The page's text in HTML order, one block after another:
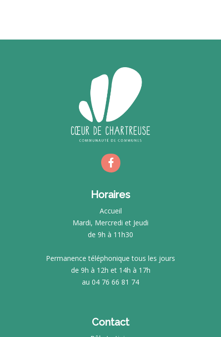
Horaires
Accueil
Mardi, Mercredi et Jeudi
de 9h à 11h30
Permanence téléphonique tous les jours
de 9h à 12h et 14h à 17h
au 04 76 66 81 74
Contact